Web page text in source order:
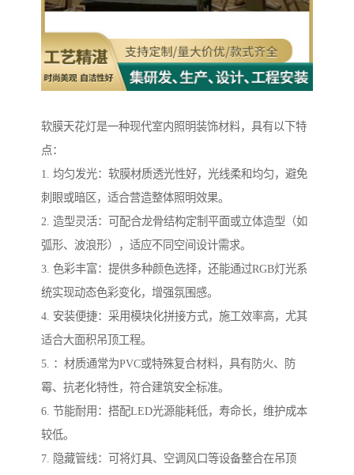
软膜天花灯是一种现代室内照明装饰材料，具有以下特
点：
1. 均匀发光：软膜材质透光性好，光线柔和均匀，避免
刺眼或暗区，适合营造整体照明效果。
2. 造型灵活：可配合龙骨结构定制平面或立体造型（如
弧形、波浪形），适应不同空间设计需求。
3. 色彩丰富：提供多种颜色选择，还能通过RGB灯光系
统实现动态色彩变化，增强氛围感。
4. 安装便捷：采用模块化拼接方式，施工效率高，尤其
适合大面积吊顶工程。
5. ：材质通常为PVC或特殊复合材料，具有防火、防
霉、抗老化特性，符合建筑安全标准。
6. 节能耐用：搭配LED光源能耗低，寿命长，维护成本
较低。
7. 隐藏管线：可将灯具、空调风口等设备整合在吊顶